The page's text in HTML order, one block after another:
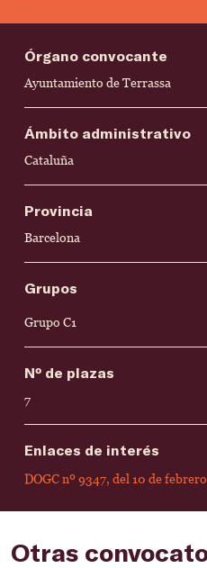
Órgano convocante
Ayuntamiento de Terrassa
Ámbito administrativo
Cataluña
Provincia
Barcelona
Grupos
Grupo C1
Nº de plazas
7
Enlaces de interés
DOGC nº 9347, del 10 de
Otras